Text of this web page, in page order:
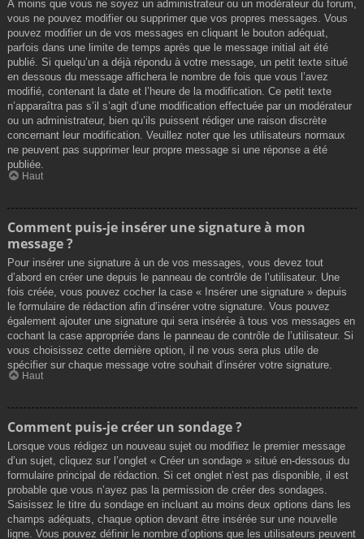
À moins que vous ne soyez un administrateur ou un modérateur du forum,
vous ne pouvez modifier ou supprimer que vos propres messages. Vous
pouvez modifier un de vos messages en cliquant le bouton adéquat,
parfois dans une limite de temps après que le message initial ait été
publié. Si quelqu’un a déjà répondu à votre message, un petit texte situé
en dessous du message affichera le nombre de fois que vous l’avez
modifié, contenant la date et l’heure de la modification. Ce petit texte
n’apparaîtra pas s’il s’agit d’une modification effectuée par un modérateur
ou un administrateur, bien qu’ils puissent rédiger une raison discrète
concernant leur modification. Veuillez noter que les utilisateurs normaux
ne peuvent pas supprimer leur propre message si une réponse a été
publiée.
Haut
Comment puis-je insérer une signature à mon
message ?
Pour insérer une signature à un de vos messages, vous devez tout
d’abord en créer une depuis le panneau de contrôle de l’utilisateur. Une
fois créée, vous pouvez cocher la case « Insérer une signature » depuis
le formulaire de rédaction afin d’insérer votre signature. Vous pouvez
également ajouter une signature qui sera insérée à tous vos messages en
cochant la case appropriée dans le panneau de contrôle de l’utilisateur. Si
vous choisissez cette dernière option, il ne vous sera plus utile de
spécifier sur chaque message votre souhait d’insérer votre signature.
Haut
Comment puis-je créer un sondage ?
Lorsque vous rédigez un nouveau sujet ou modifiez le premier message
d’un sujet, cliquez sur l’onglet « Créer un sondage » situé en-dessous du
formulaire principal de rédaction. Si cet onglet n’est pas disponible, il est
probable que vous n’ayez pas la permission de créer des sondages.
Saisissez le titre du sondage en incluant au moins deux options dans les
champs adéquats, chaque option devant être insérée sur une nouvelle
ligne. Vous pouvez définir le nombre d’options que les utilisateurs peuvent